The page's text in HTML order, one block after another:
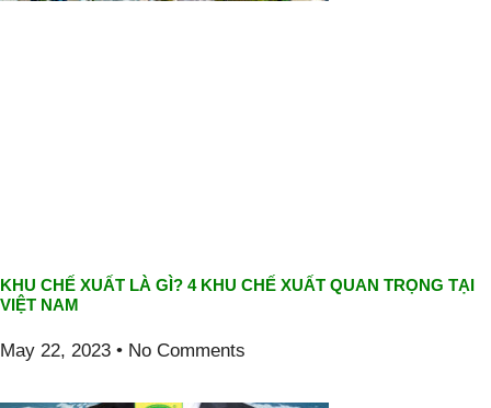
KHU CHẾ XUẤT LÀ GÌ? 4 KHU CHẾ XUẤT QUAN TRỌNG TẠI
VIỆT NAM
May 22, 2023 No Comments